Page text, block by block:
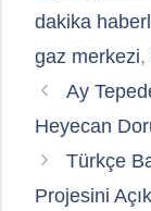
dakika
gaz merkezi,
Ay
Heyecan
Türkçe
Projesini